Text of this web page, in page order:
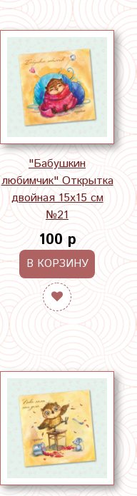
"Бабушкин
любимчик" Открытка
двойная 15х15 см
№21
100 р
В КОРЗИНУ